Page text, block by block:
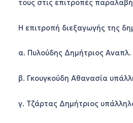
τους στις επιτροπές
Η επιτροπή διεξαγωγής της
α. Πυλούδης Δημήτριος
β. Γκουγκούδη Αθανασία
γ. Τζάρτας Δημήτριος